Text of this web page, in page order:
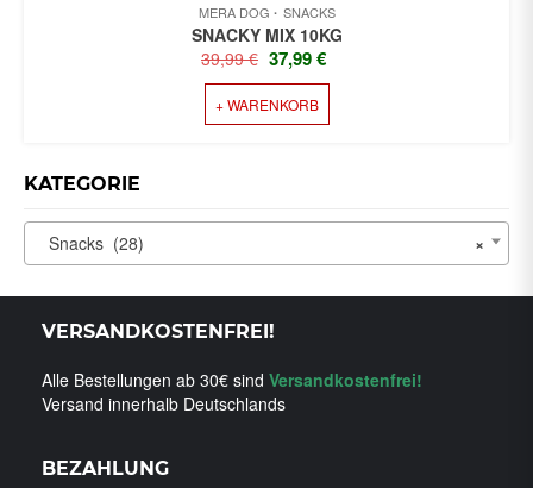
MERA DOG SNACKS
SNACKY MIX 10KG
39,99€ URSPRÜNGLICHER
PREIS
WAR:
39,99 €
37,99€
+ WARENKORB
KATEGORIE
×
Snacks (28)
VERSANDKOSTENFREI!
Alle Bestellungen ab 30€ sind Versandkostenfrei!
Versand innerhalb Deutschlands
BEZAHLUNG